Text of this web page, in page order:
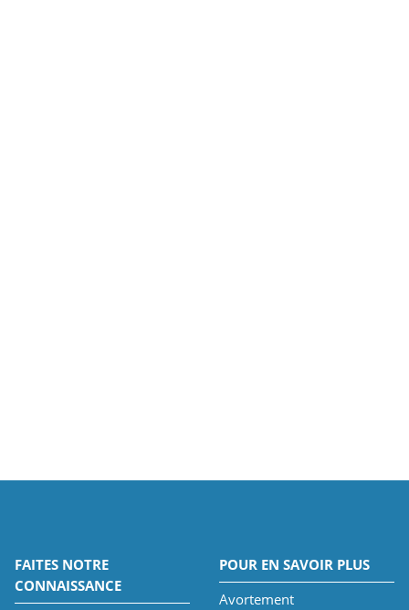
FAITES NOTRE
CONNAISSANCE
POUR EN SAVOIR PLUS
Avortement